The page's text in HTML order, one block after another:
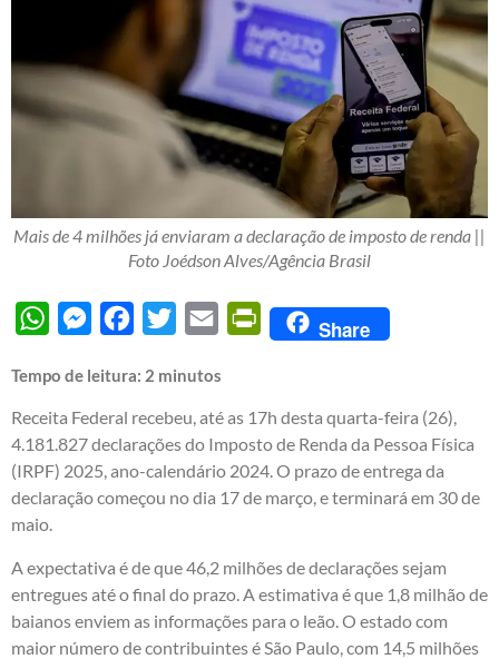
Mais de 4 milhões já enviaram a declaração de imposto de renda ||
Foto Joédson Alves/Agência Brasil
WhatsAppMessengerFacebook
Twitter Email PrintFriendly
Share
Tempo de leitura: 2 minutos
Receita Federal recebeu, até as 17h desta quarta-feira (26),
4.181.827 declarações do Imposto de Renda da Pessoa Física
(IRPF) 2025, ano-calendário 2024. O prazo de entrega da
declaração começou no dia 17 de março, e terminará em 30 de
maio.
A expectativa é de que 46,2 milhões de declarações sejam
entregues até o final do prazo. A estimativa é que 1,8 milhão de
baianos enviem as informações para o leão. O estado com
maior número de contribuintes é São Paulo, com 14,5 milhões